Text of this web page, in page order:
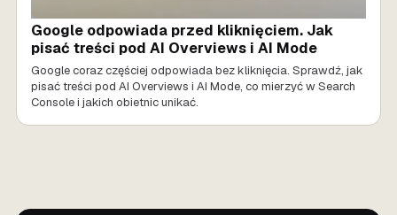
Google odpowiada przed kliknięciem. Jak
pisać treści pod AI Overviews i AI Mode
Google coraz częściej odpowiada bez kliknięcia. Sprawdź, jak
pisać treści pod AI Overviews i AI Mode, co mierzyć w Search
Console i jakich obietnic unikać.